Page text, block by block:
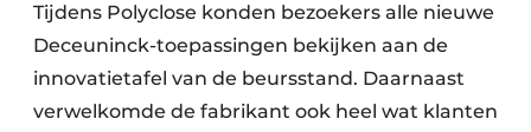
Tijdens Polyclose konden bezoekers alle nieuwe
Deceuninck-toepassingen bekijken aan de
innovatietafel van de beursstand. Daarnaast
verwelkomde de fabrikant ook heel wat klanten